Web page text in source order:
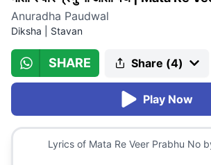
Anuradha Paudwal
Diksha Stavan
SHARE Share (4)
Play Now
Lyrics of Mata Re Veer Prabhu No